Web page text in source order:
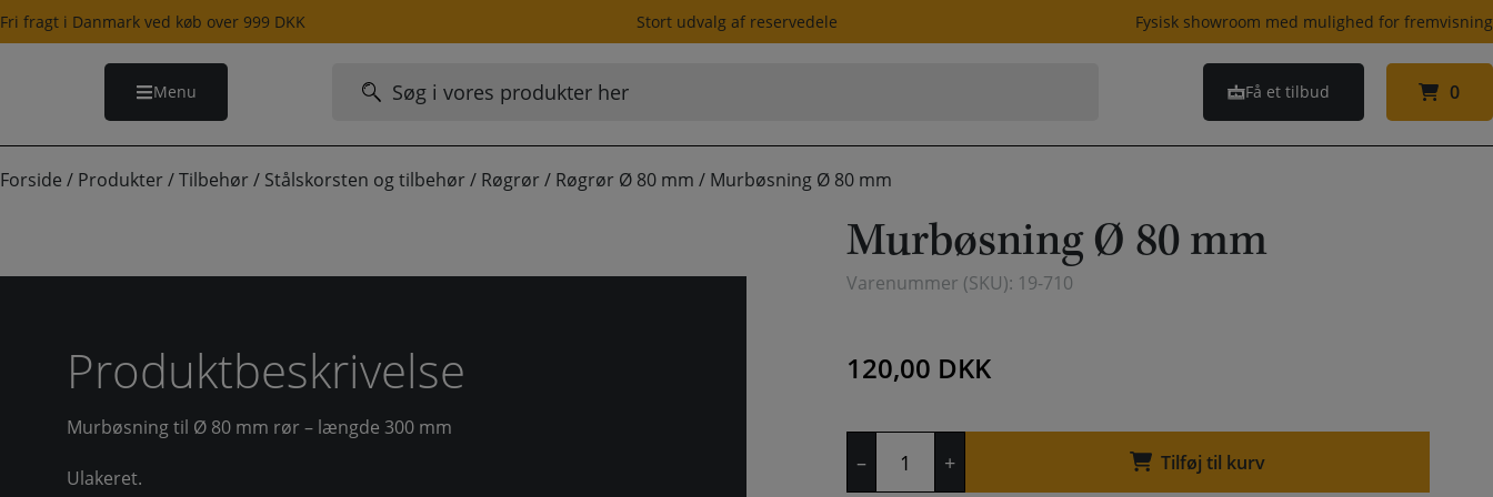
Hop
til
Fri fragt i Danmark ved køb over 999 DKK Stort udvalg af reservedele Fysisk showroom med mulighed for fremvisning
Menu
efter:
Få et tilbud 0
0
Forside / Produkter/Tilbehør/ Stålskorsten og tilbehør/ Røgrør/ Røgrør Ø 80 mm / Murbøsning Ø 80 mm
Produktbeskrivelse
Murbøsning til Ø 80 mm rør – længde 300 mm
Ulakeret.
Murbøsning Ø 80 mm
Varenummer (SKU): 19-710
120,00 DKK
–
Ø
+ Tilføj til kurv